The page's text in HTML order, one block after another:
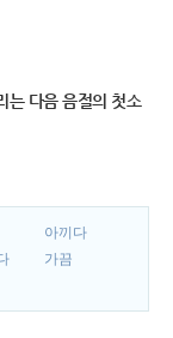
는 다음 음절의 첫소
아끼다
가끔